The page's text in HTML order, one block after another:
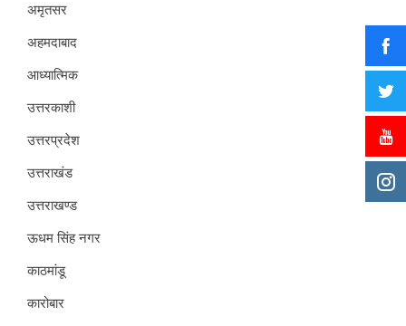
अमृतसर
अहमदाबाद
आध्यात्मिक
उत्तरकाशी
उत्तरप्रदेश
उत्तराखंड
उत्तराखण्ड
ऊधम सिंह नगर
काठमांडू
कारोबार